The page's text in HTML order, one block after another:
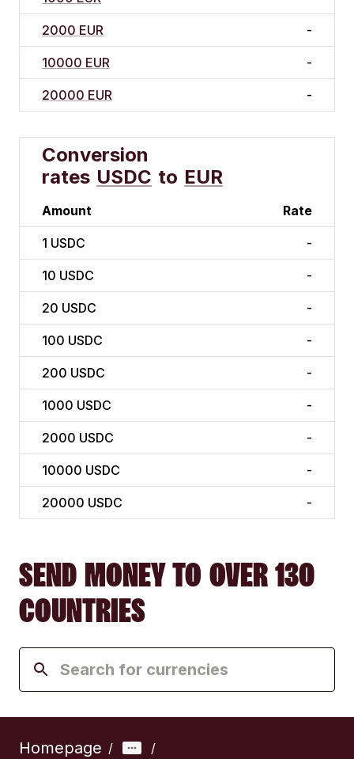
2000 EUR -
10000 EUR -
20000 EUR -
Conversion
rates USDC to EUR
Amount Rate
1 USDC -
10 USDC -
20 USDC -
100 USDC -
200 USDC -
1000 USDC -
2000 USDC -
10000 USDC -
20000 USDC -
SEND MONEY TO OVER 130
COUNTRIES
Homepage / /